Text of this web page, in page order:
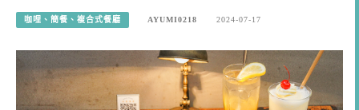
咖哩、簡餐、複合式餐廳 AYUMI0218 2024-07-17